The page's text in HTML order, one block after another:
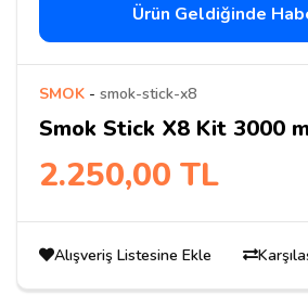
Ürün Geldiğinde
SMOK - smok-stick-x8
Smok Stick X8 Kit 3000
2.250,00 TL
Alışveriş Listesine Ekle